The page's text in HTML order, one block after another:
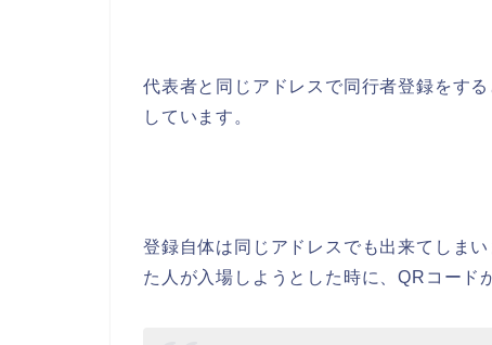
代表者と同じアドレスで同行者登録をす
しています。
登録自体は同じアドレスでも出来てしま
た人が入場しようとした時に、QRコード